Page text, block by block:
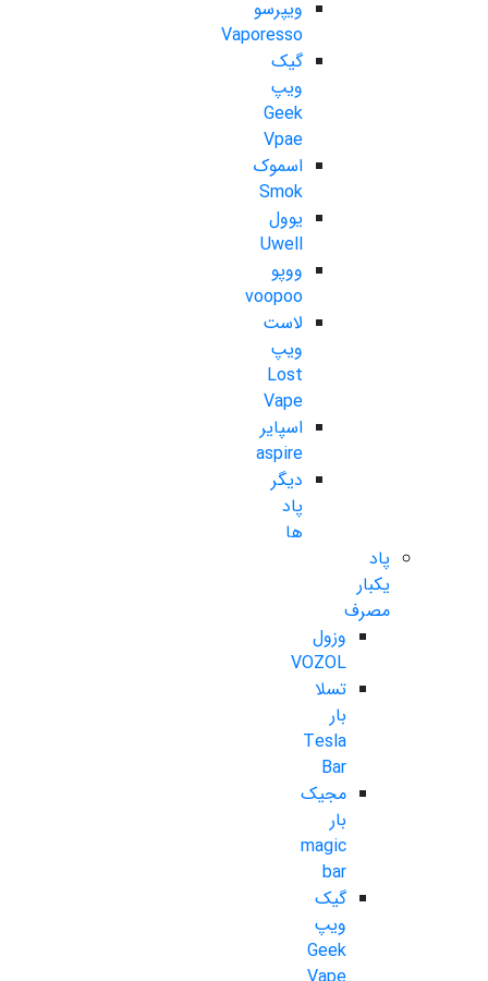
ویپرسو
Vaporesso
گیک
ویپ
Geek
Vpae
اسموک
Smok
یوول
Uwell
ووپو
voopoo
لاست
ویپ
Lost
Vape
اسپایر
aspire
دیگر
پاد
ها
پاد
یکبار
مصرف
وزول
VOZOL
تسلا
بار
Tesla
Bar
مجیک
بار
magic
bar
گیک
ویپ
Geek